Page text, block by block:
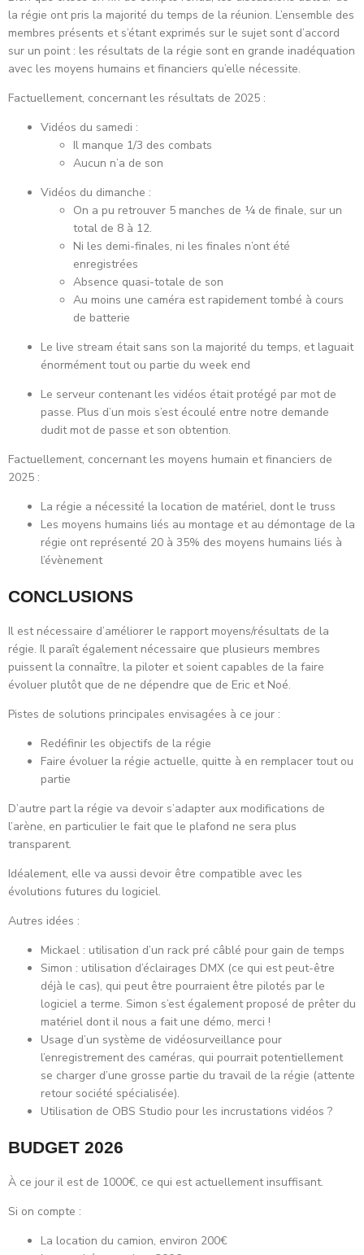
la régie ont pris la majorité du temps de la réunion. L’ensemble des
membres présents et s’étant exprimés sur le sujet sont d’accord
sur un point : les résultats de la régie sont en grande inadéquation
avec les moyens humains et financiers qu’elle nécessite.
Factuellement, concernant les résultats de 2025 :
Vidéos du samedi :
Il manque 1/3 des combats
Aucun n’a de son
Vidéos du dimanche :
On a pu retrouver 5 manches de ¼ de finale, sur un
total de 8 à 12.
Ni les demi-finales, ni les finales n’ont été
enregistrées
Absence quasi-totale de son
Au moins une caméra est rapidement tombé à cours
de batterie
Le live stream était sans son la majorité du temps, et laguait
énormément tout ou partie du week end
Le serveur contenant les vidéos était protégé par mot de
passe. Plus d’un mois s’est écoulé entre notre demande
dudit mot de passe et son obtention.
Factuellement, concernant les moyens humain et financiers de
2025 :
La régie a nécessité la location de matériel, dont le truss
Les moyens humains liés au montage et au démontage de la
régie ont représenté 20 à 35% des moyens humains liés à
l’évènement
CONCLUSIONS
Il est nécessaire d’améliorer le rapport moyens/résultats de la
régie. Il paraît également nécessaire que plusieurs membres
puissent la connaître, la piloter et soient capables de la faire
évoluer plutôt que de ne dépendre que de Eric et Noé.
Pistes de solutions principales envisagées à ce jour :
Redéfinir les objectifs de la régie
Faire évoluer la régie actuelle, quitte à en remplacer tout ou
partie
D’autre part la régie va devoir s’adapter aux modifications de
l’arène, en particulier le fait que le plafond ne sera plus
transparent.
Idéalement, elle va aussi devoir être compatible avec les
évolutions futures du logiciel.
Autres idées :
Mickael : utilisation d’un rack pré câblé pour gain de temps
Simon : utilisation d’éclairages DMX (ce qui est peut-être
déjà le cas), qui peut être pourraient être pilotés par le
logiciel a terme. Simon s’est également proposé de prêter du
matériel dont il nous a fait une démo, merci !
Usage d’un système de vidéosurveillance pour
l’enregistrement des caméras, qui pourrait potentiellement
se charger d’une grosse partie du travail de la régie (attente
retour société spécialisée).
Utilisation de OBS Studio pour les incrustations vidéos ?
BUDGET 2026
À ce jour il est de 1000€, ce qui est actuellement insuffisant.
Si on compte :
La location du camion, environ 200€